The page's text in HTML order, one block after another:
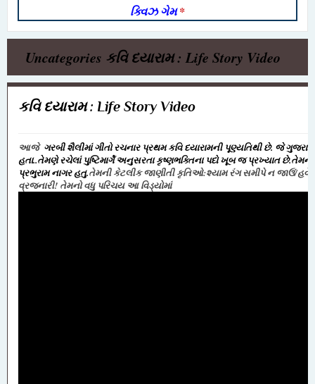
ક્વિઝ ગેમ*
Uncategories કવિ દયારામ : Life Story Video
કવિ દયારામ : Life Story Video
આજે ગરબી શૈલીમાં ગીતો રચનાર પ્રથમ કવિદયારામની પૂણ્યતિથી છે. જે
હતા..તેમણે રચેલાં પુષ્ટિમાર્ગે અનુસરતા કૃષ્ણભક્તિના પદો ખૂબ જ પ્રખ્યાત છે.તેમના
પ્રભુરામ નાગર હતુ.તેમની કેટલીક જાણીતી કૃતિઓ:શ્યામ રંગ સમીપે ન જાઉં/
વ્રજનારી! તેમનો વધુ પરિચય આ વિડ્યોમાં